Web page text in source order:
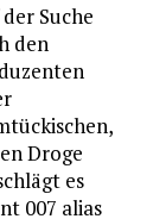
Suche
den
Droge
es
007 alias